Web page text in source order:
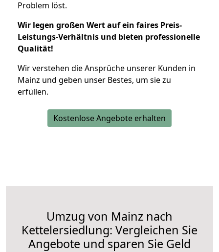
Problem löst.
Wir legen großen Wert auf ein faires Preis-
Leistungs-Verhältnis und bieten professionelle
Qualität!
Wir verstehen die Ansprüche unserer Kunden in
Mainz und geben unser Bestes, um sie zu
erfüllen.
Kostenlose Angebote erhalten
Umzug von Mainz nach
Kettelersiedlung: Vergleichen Sie
Angebote und sparen Sie Geld